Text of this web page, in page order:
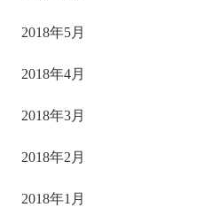
2018年5月
2018年4月
2018年3月
2018年2月
2018年1月